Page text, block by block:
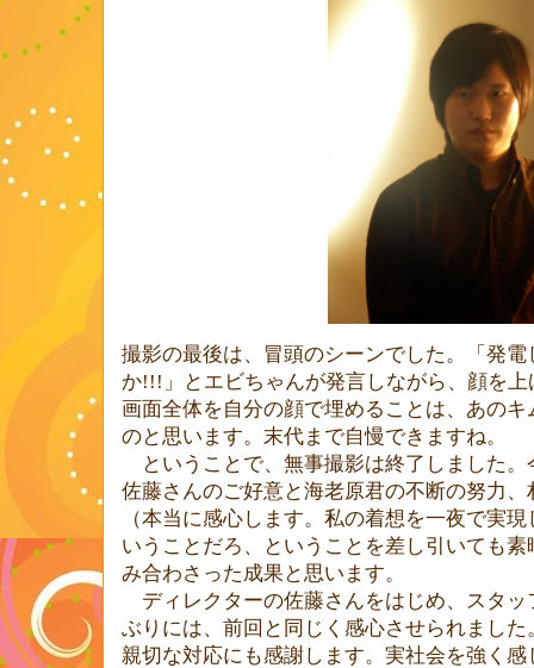
撮影の最後は、冒頭のシーンでした。「発
か!!! 」とエビちゃんが発言しながら、顔を
画面全体を自分の顔で埋めることは、あの
のと思います。末代まで自慢できますね。
ということで、無事撮影は終了しました。
佐藤さんのご好意と海老原君の不断の努力
（本当に感心します。私の着想を一夜で実
いうことだろ、ということを差し引いても
み合わさった成果と思います。
ディレクターの佐藤さんをはじめ、スタッ
ぶりには、前回と同じく感心させられまし
親切な対応にも感謝します。実社会を強く